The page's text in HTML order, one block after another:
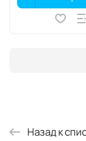
Назад к